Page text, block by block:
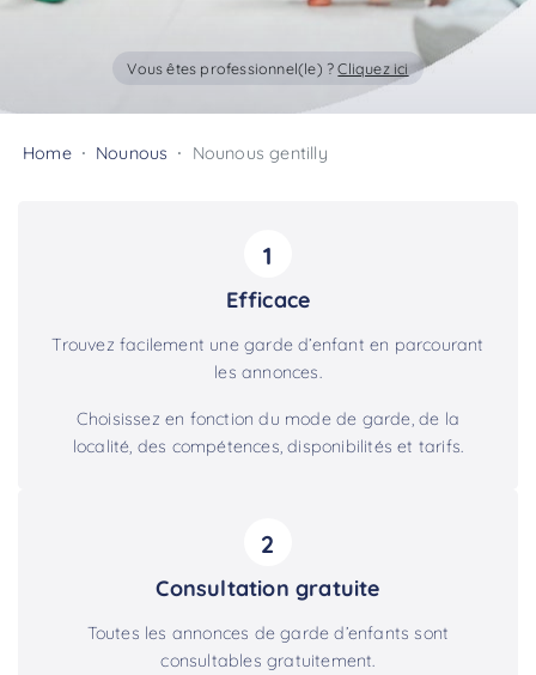
Vous êtes professionnel(le) ?Cliquez ici
Home Nounous Nounous gentilly
1
Efficace
Trouvez facilement une garde d’enfant en parcourant
les annonces.
Choisissez en fonction du mode de garde, de la
localité, des compétences, disponibilités et tarifs.
2
Consultation gratuite
Toutes les annonces de garde d’enfants sont
consultables gratuitement.